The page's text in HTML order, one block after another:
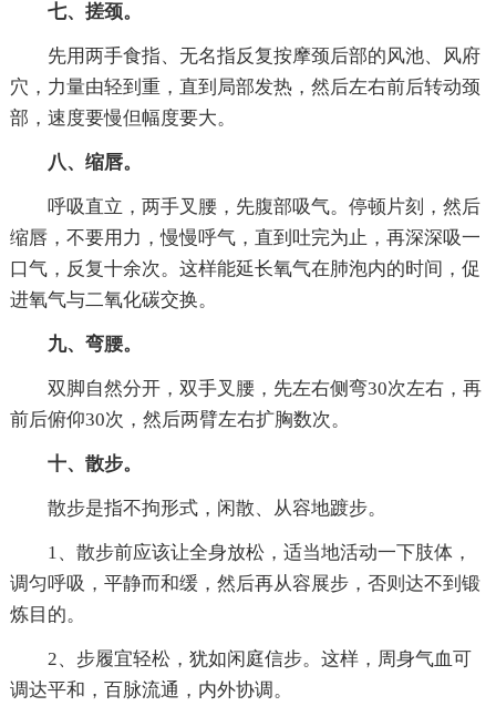
七、搓颈。
先用两手食指、无名指反复按摩颈后部的风池、风府
穴，力量由轻到重，直到局部发热，然后左右前后转动颈
部，速度要慢但幅度要大。
八、缩唇。
呼吸直立，两手叉腰，先腹部吸气。停顿片刻，然后
缩唇，不要用力，慢慢呼气，直到吐完为止，再深深吸一
口气，反复十余次。这样能延长氧气在肺泡内的时间，促
进氧气与二氧化碳交换。
九、弯腰。
双脚自然分开，双手叉腰，先左右侧弯30次左右，再
前后俯仰30次，然后两臂左右扩胸数次。
十、散步。
散步是指不拘形式，闲散、从容地踱步。
1、散步前应该让全身放松，适当地活动一下肢体，
调匀呼吸，平静而和缓，然后再从容展步，否则达不到锻
炼目的。
2、步履宜轻松，犹如闲庭信步。这样，周身气血可
调达平和，百脉流通，内外协调。